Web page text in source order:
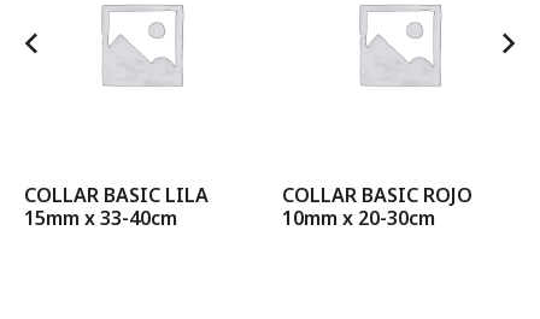
COLLAR BASIC LILA
15mm x 33-40cm
COLLAR BASIC ROJO
10mm x 20-30cm